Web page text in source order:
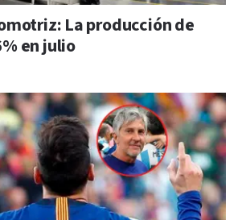
La producción de
en julio